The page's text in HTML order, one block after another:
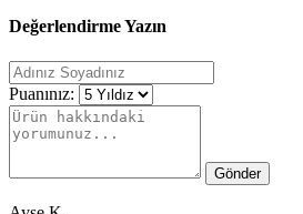
Değerlendirme Yazın
Puanınız:
Gönder